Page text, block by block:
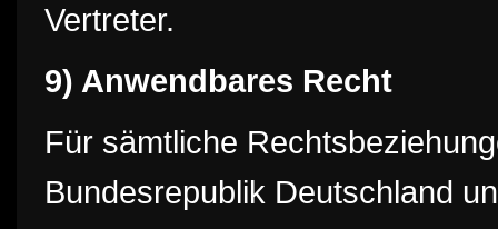
Vertreter.
9) Anwendbares Recht
Für sämtliche
Bundesrepublik Deutschland